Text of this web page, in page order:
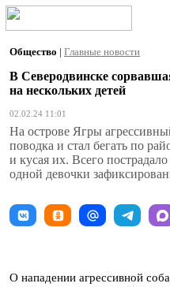
Общество | Главные новости
В Северодвинске
на нескольких детей
02.02.24 11:01
На острове Ягры
поводка и стал бегать по
и кусая их. Всего
одной девочки
О нападении агрессивной